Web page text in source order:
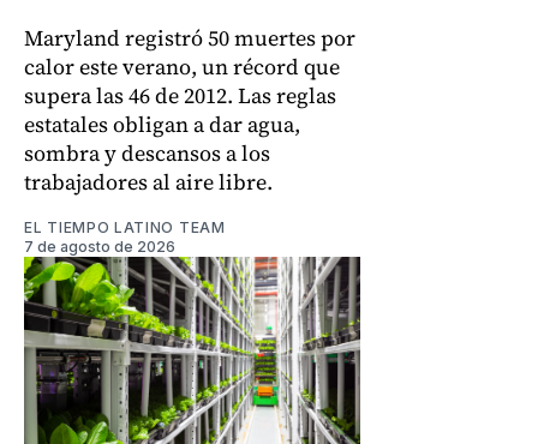
Maryland registró 50 muertes por
calor este verano, un récord que
supera las 46 de 2012. Las reglas
estatales obligan a dar agua,
sombra y descansos a los
trabajadores al aire libre.
EL TIEMPO LATINO TEAM
7 de agosto de 2026